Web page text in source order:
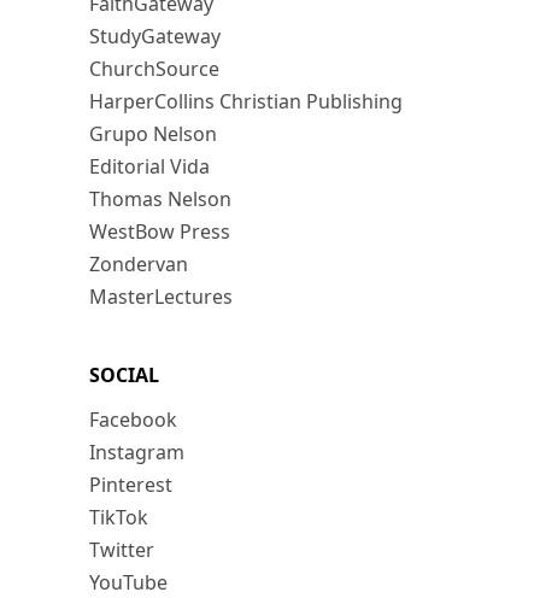
StudyGateway
ChurchSource
HarperCollins Christian Publishing
Grupo Nelson
Editorial Vida
Thomas Nelson
WestBow Press
Zondervan
MasterLectures
SOCIAL
Facebook
Instagram
Pinterest
TikTok
Twitter
YouTube